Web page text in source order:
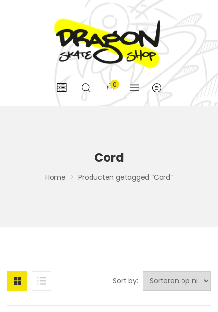
0
Cord
Home Producten getagged “Cord”
Sort by: